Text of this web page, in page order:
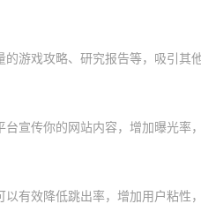
的游戏攻略、研究报告等，吸引其
台宣传你的网站内容，增加曝光率
以有效降低跳出率，增加用户粘性